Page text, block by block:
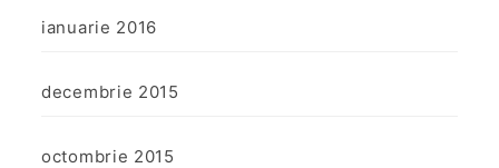
ianuarie 2016
decembrie 2015
octombrie 2015